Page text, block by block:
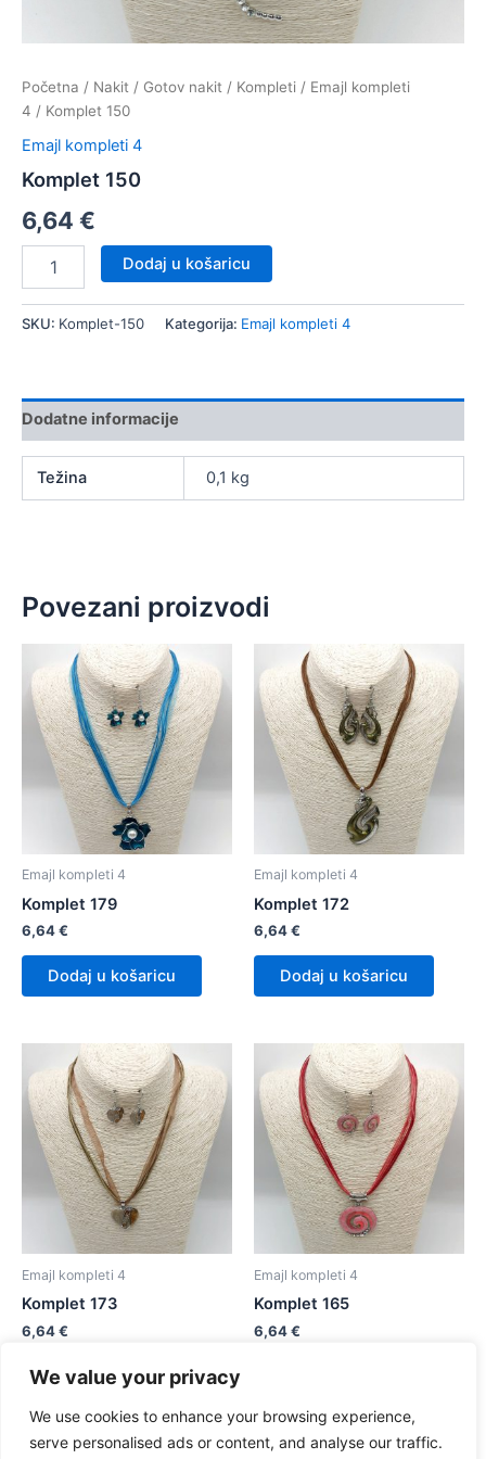
We value your privacy
We use cookies to enhance your browsing experience,
serve personalised ads or content, and analyse our traffic.
Početna / Nakit / Gotov nakit / Kompleti / Emajl kompleti
4 / Komplet 150
Emajl kompleti 4
Komplet 150
6,64 €
Dodaj u košaricu
SKU: Komplet-150 Kategorija: Emajl kompleti 4
Dodatne informacije
Težina 0,1 kg
Povezani proizvodi
Emajl kompleti 4
Komplet 179
6,64€
Dodaj u košaricu
Emajl kompleti 4
Komplet 172
6,64€
Dodaj u košaricu
Emajl kompleti 4
Komplet 173
6,64€
Dodaj u košaricu
Emajl kompleti 4
Komplet 165
6,64€